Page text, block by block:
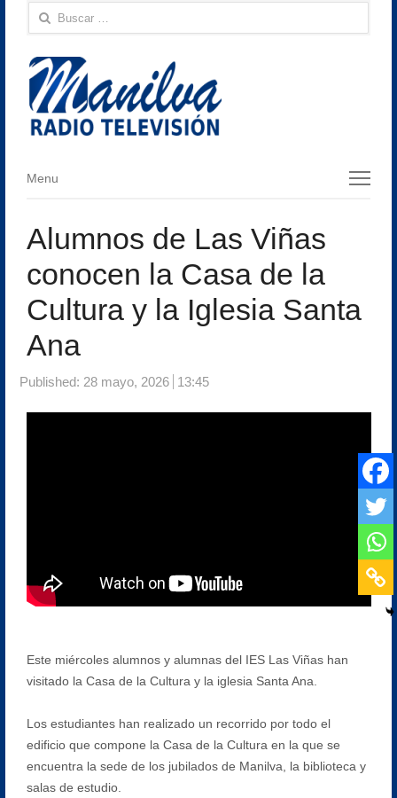
Buscar:
Menu
Menu
Alumnos de Las Viñas
conocen la Casa de la
Cultura y la Iglesia Santa
Ana
Published: 28 mayo, 2026 13:45
Este miércoles alumnos y alumnas del IES Las Viñas han
visitado la Casa de la Cultura y la iglesia Santa Ana.
Los estudiantes han realizado un recorrido por todo el
edificio que compone la Casa de la Cultura en la que se
encuentra la sede de los jubilados de Manilva, la biblioteca y
salas de estudio.